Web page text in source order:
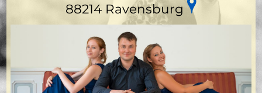
88214 Ravensburg